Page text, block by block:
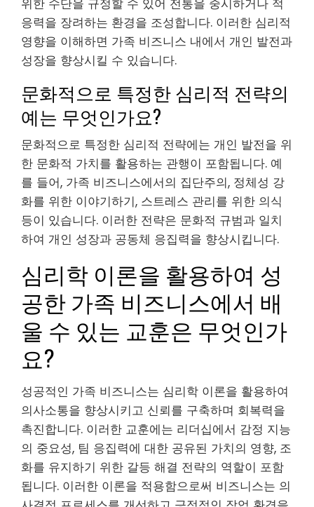
응력을 장려하는 환경을 조성합니다. 이러한 심리적
영향을 이해하면 가족 비즈니스 내에서 개인 발전과
성장을 향상시킬 수 있습니다.
문화적으로 특정한 심리적 전략의
예는 무엇인가요?
문화적으로 특정한 심리적 전략에는 개인 발전을 위
한 문화적 가치를 활용하는 관행이 포함됩니다. 예
를 들어, 가족 비즈니스에서의 집단주의, 정체성 강
화를 위한 이야기하기, 스트레스 관리를 위한 의식
등이 있습니다. 이러한 전략은 문화적 규범과 일치
하여 개인 성장과 공동체 응집력을 향상시킵니다.
심리학 이론을 활용하여 성
공한 가족 비즈니스에서 배
울 수 있는 교훈은 무엇인가
요?
성공적인 가족 비즈니스는 심리학 이론을 활용하여
의사소통을 향상시키고 신뢰를 구축하며 회복력을
촉진합니다. 이러한 교훈에는 리더십에서 감정 지능
의 중요성, 팀 응집력에 대한 공유된 가치의 영향, 조
화를 유지하기 위한 갈등 해결 전략의 역할이 포함
됩니다. 이러한 이론을 적용함으로써 비즈니스는 의